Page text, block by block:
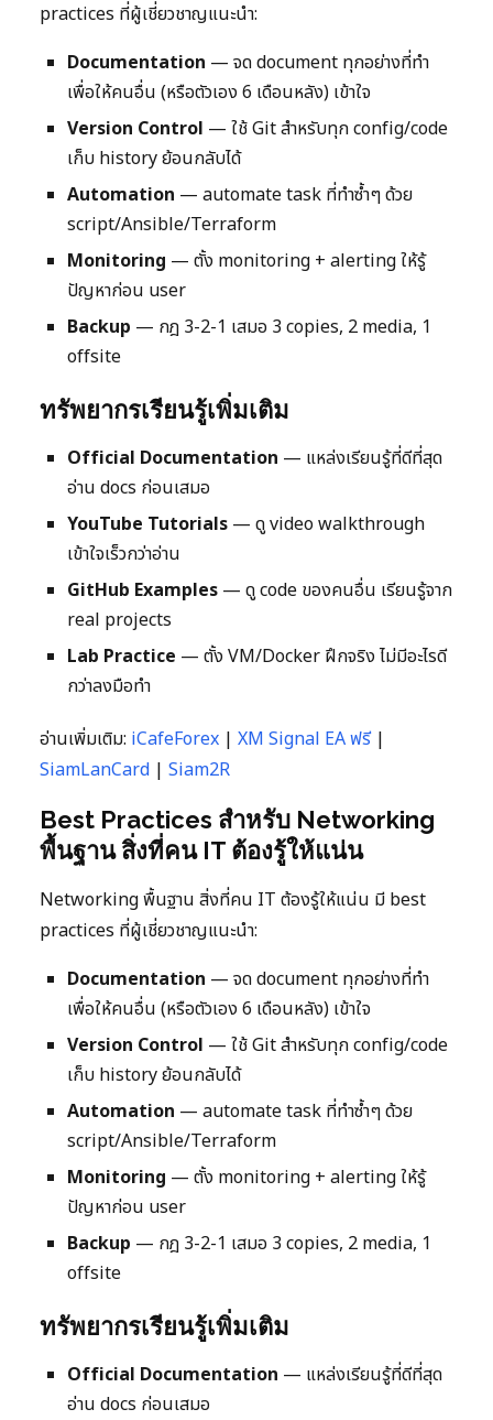
practices ที่ผู้เชี่ยวชาญแนะนำ:
Documentation — จด document ทุกอย่างที่ทำ
เพื่อให้คนอื่น (หรือตัวเอง 6 เดือนหลัง) เข้าใจ
Version Control — ใช้ Git สำหรับทุก config/code
เก็บ history ย้อนกลับได้
Automation — automate task ที่ทำซ้ำๆ ด้วย
script/Ansible/Terraform
Monitoring — ตั้ง monitoring + alerting ให้รู้
ปัญหาก่อน user
Backup — กฎ 3-2-1 เสมอ 3 copies, 2 media, 1
offsite
ทรัพยากรเรียนรู้เพิ่มเติม
Official Documentation — แหล่งเรียนรู้ที่ดีที่สุด
อ่าน docs ก่อนเสมอ
YouTube Tutorials — ดู video walkthrough
เข้าใจเร็วกว่าอ่าน
GitHub Examples — ดู code ของคนอื่น เรียนรู้จาก
real projects
Lab Practice — ตั้ง VM/Docker ฝึกจริง ไม่มีอะไรดี
กว่าลงมือทำ
อ่านเพิ่มเติม: iCafeForex | XM Signal EA ฟรี|
SiamLanCard | Siam2R
Best Practices สำหรับ Networking
พื้นฐาน สิ่งที่คน IT ต้องรู้ให้แน่น
Networking พื้นฐาน สิ่งที่คน IT ต้องรู้ให้แน่น มี best
practices ที่ผู้เชี่ยวชาญแนะนำ:
Documentation — จด document ทุกอย่างที่ทำ
เพื่อให้คนอื่น (หรือตัวเอง 6 เดือนหลัง) เข้าใจ
Version Control — ใช้ Git สำหรับทุก config/code
เก็บ history ย้อนกลับได้
Automation — automate task ที่ทำซ้ำๆ ด้วย
script/Ansible/Terraform
Monitoring — ตั้ง monitoring + alerting ให้รู้
ปัญหาก่อน user
Backup — กฎ 3-2-1 เสมอ 3 copies, 2 media, 1
offsite
ทรัพยากรเรียนรู้เพิ่มเติม
Official Documentation — แหล่งเรียนรู้ที่ดีที่สุด
อ่าน docs ก่อนเสมอ